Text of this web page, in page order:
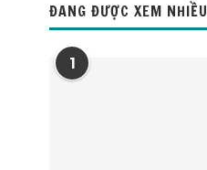
ĐANG ĐƯỢC XEM NHIỀU
1